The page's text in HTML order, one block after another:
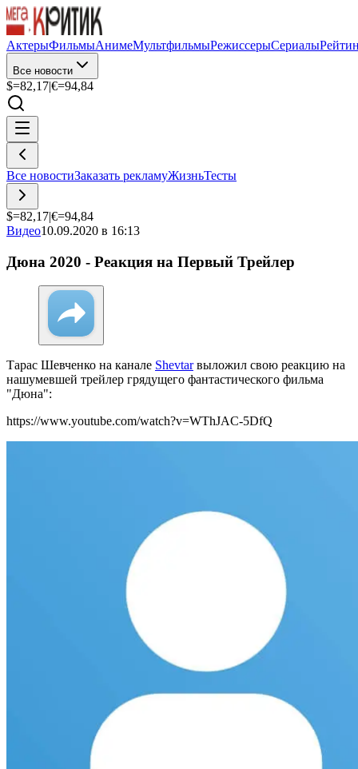
АктерыФильмыАнимеМультфильмыРежиссерыСериалы
Все новости
$=82,17|€=94,84
Все новостиЗаказать рекламуЖизньТесты
$=82,17|€=94,84
Видео10.09.2020 в 16:13
Дюна 2020 - Реакция на Первый Трейлер
Тарас Шевченко на канале Shevtarвыложил свою реакцию на
нашумевшей трейлер грядущего фантастического фильма
"Дюна":
https://www.youtube.com/watch?v=WThJAC-5DfQ